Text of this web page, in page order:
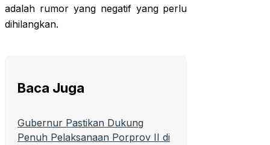
adalah rumor yang negatif yang perlu
dihilangkan.
Baca Juga
Gubernur Pastikan Dukung
Penuh Pelaksanaan Porprov II di